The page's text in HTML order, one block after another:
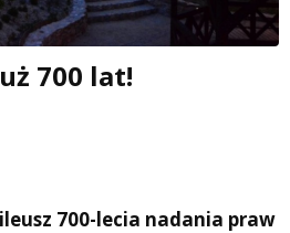
700 lat!
700-lecia nadania praw